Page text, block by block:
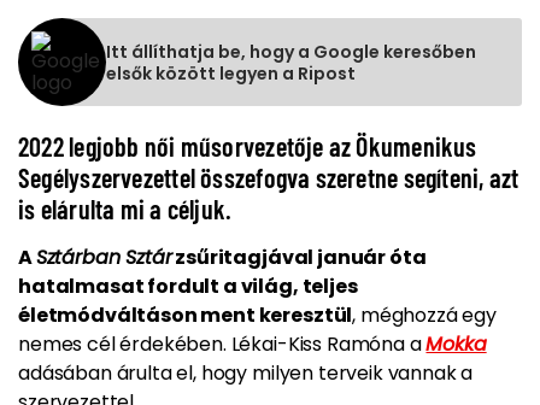
Itt állíthatja be, hogy a Google keresőben
elsők között legyen a Ripost
2022 legjobb női műsorvezetője az Ökumenikus
Segélyszervezettel összefogva szeretne segíteni, azt
is elárulta mi a céljuk.
ASztárban Sztárzsűritagjával január óta
hatalmasat fordult a világ, teljes
életmódváltáson ment keresztül, méghozzá egy
nemes cél érdekében. Lékai-Kiss Ramóna aMokka
adásában árulta el, hogy milyen terveik vannak a